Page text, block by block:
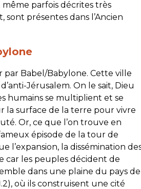
parfois décrites très
sont présentes dans l’Ancien
par Babel/Babylone. Cette ville
Jérusalem. On le sait, Dieu
humains se multiplient et se
la surface de la terre pour vivre
Or, ce que l’on trouve en
épisode de la tour de
l’expansion, la dissémination
car les peuples décident de
dans une plaine du pays de
où ils construisent une cité